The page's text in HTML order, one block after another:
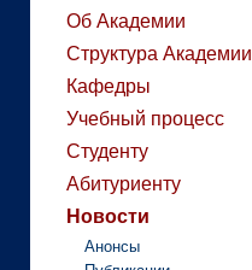
Об Академии
Структура Академии
Кафедры
Учебный процесс
Студенту
Абитуриенту
Новости
Анонсы